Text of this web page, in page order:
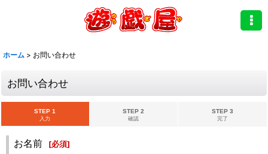
ホーム > お問い合わせ
お問い合わせ
STEP 1
入力
STEP 2
確認
STEP 3
完了
お名前 [必須]